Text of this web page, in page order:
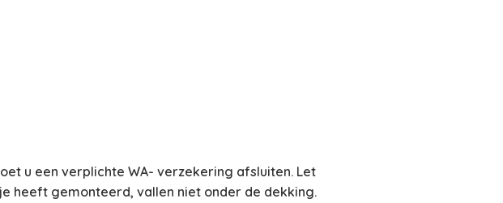
u een verplichte WA- verzekering afsluiten. Let
heeft gemonteerd, vallen niet onder de dekking.